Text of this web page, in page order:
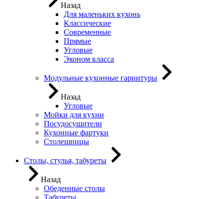
Назад
Для маленьких кухонь
Классические
Современные
Прямые
Угловые
Эконом класса
Модульные кухонные гарнитуры
Назад
Угловые
Мойки для кухни
Посудосушители
Кухонные фартуки
Столешницы
Столы, стулья, табуреты
Назад
Обеденные столы
Табуреты